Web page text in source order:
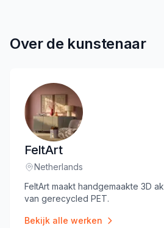
Over de kunstenaar
FeltArt
Locatie:
Netherlands
FeltArt maakt handgemaakte 3D
van gerecycled PET.
Bekijk alle werken